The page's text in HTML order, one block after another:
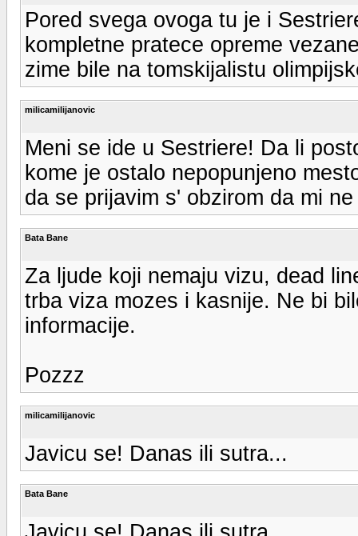
Pored svega ovoga tu je i
kompletne pratece opreme
zime bile na tomskijalistu
milicamilijanovic
Meni se ide u Sestriere! Da li
kome je ostalo nepopunjeno
da se prijavim s' obzirom da mi
Bata Bane
Za ljude koji nemaju vizu, dead
trba viza mozes i kasnije. Ne bi
informacije.
Pozzz
milicamilijanovic
Javicu se! Danas ili sutra...
Bata Bane